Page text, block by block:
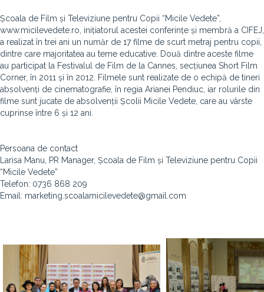
Școala de Film și Televiziune pentru Copii “Micile Vedete”,
www.micilevedete.ro, inițiatorul acestei conferințe și membră a CIFEJ,
a realizat în trei ani un număr de 17 filme de scurt metraj pentru copii,
dintre care majoritatea au teme educative. Două dintre aceste filme
au participat la Festivalul de Film de la Cannes, secțiunea Short Film
Corner, în 2011 și în 2012. Filmele sunt realizate de o echipă de tineri
absolvenți de cinematografie, în regia Arianei Pendiuc, iar rolurile din
filme sunt jucate de absolvenții Școlii Micile Vedete, care au vârste
cuprinse între 6 și 12 ani.
Persoana de contact
Larisa Manu, PR Manager, Școala de Film și Televiziune pentru Copii
“Micile Vedete”
Telefon: 0736 868 209
Email: marketing.scoalamicilevedete@gmail.com